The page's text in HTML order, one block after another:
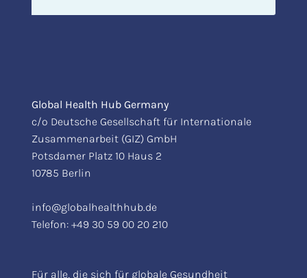
Global Health Hub Germany
c/o Deutsche Gesellschaft für Internationale
Zusammenarbeit (GIZ) GmbH
Potsdamer Platz 10 Haus 2
10785 Berlin
info@globalhealthhub.de
Telefon: +49 30 59 00 20 210
Für alle, die sich für globale Gesundheit